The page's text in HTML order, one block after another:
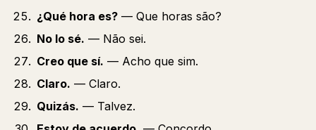
¿Qué hora es? — Que horas são?
No lo sé. — Não sei.
Creo que sí. — Acho que sim.
Claro. — Claro.
Quizás. — Talvez.